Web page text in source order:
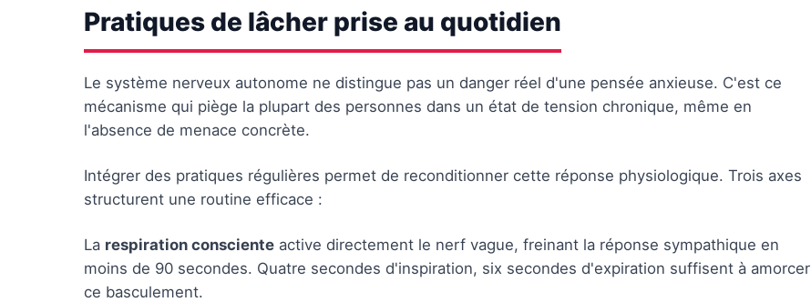
Pratiques de lâcher prise au quotidien
Le système nerveux autonome ne distingue pas un danger réel d'une pensée anxieuse. C'est ce
mécanisme qui piège la plupart des personnes dans un état de tension chronique, même en
l'absence de menace concrète.
Intégrer des pratiques régulières permet de reconditionner cette réponse physiologique. Trois axes
structurent une routine efficace :
La respiration consciente active directement le nerf vague, freinant la réponse sympathique en
moins de 90 secondes. Quatre secondes d'inspiration, six secondes d'expiration suffisent à amorcer
ce basculement.